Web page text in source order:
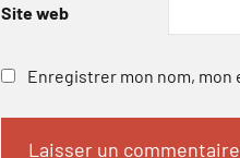
Site web
Enregistrer mon nom, mon